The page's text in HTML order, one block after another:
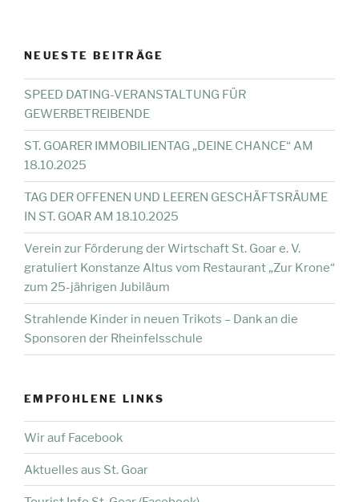
NEUESTE BEITRÄGE
SPEED DATING-VERANSTALTUNG FÜR
GEWERBETREIBENDE
ST. GOARER IMMOBILIENTAG „DEINE CHANCE“ AM
18.10.2025
TAG DER OFFENEN UND LEEREN GESCHÄFTSRÄUME
IN ST. GOAR AM 18.10.2025
Verein zur Förderung der Wirtschaft St. Goar e. V.
gratuliert Konstanze Altus vom Restaurant „Zur Krone“
zum 25-jährigen Jubiläum
Strahlende Kinder in neuen Trikots – Dank an die
Sponsoren der Rheinfelsschule
EMPFOHLENE LINKS
Wir auf Facebook
Aktuelles aus St. Goar